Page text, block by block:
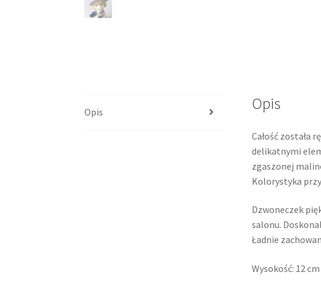
Opis Opis
Całość została
delikatnymi
zgaszonej
Kolorystyka
Dzwoneczek
salonu.
Ładnie
Wysokość: 12 cm